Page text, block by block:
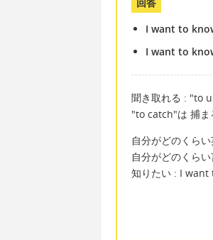
I want to
I want to
聞き取れる : "to
"to catch"は 捕ま
自分がどのくら
自分がどのくら
知りたい : I want